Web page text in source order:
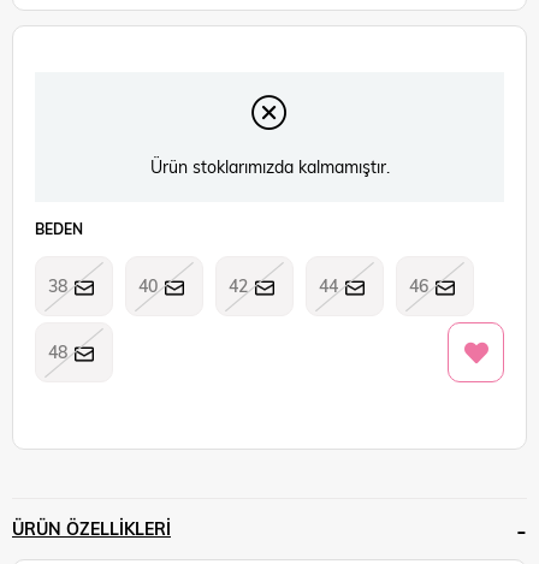
Ürün stoklarımızda kalmamıştır.
BEDEN
38 40 42 44 46
48
ÜRÜN ÖZELLIKLERI